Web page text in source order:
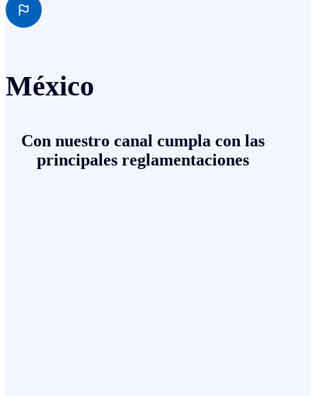
México
Con nuestro canal cumpla con las
principales reglamentaciones